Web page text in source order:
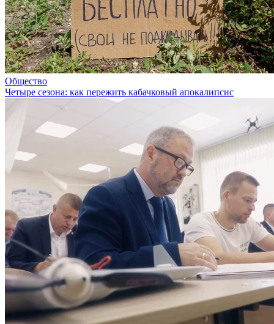
Общество
Четыре сезона: как пережить кабачковый апокалипсис